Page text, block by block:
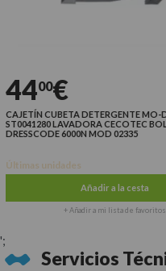
00€
CUBETA DETERGENTE MO-
LAVADORA CECOTEC
6000N MOD 02335
unidades
Añadir a la cesta
+ Añadir a mi lista de favoritos
';
Servicios